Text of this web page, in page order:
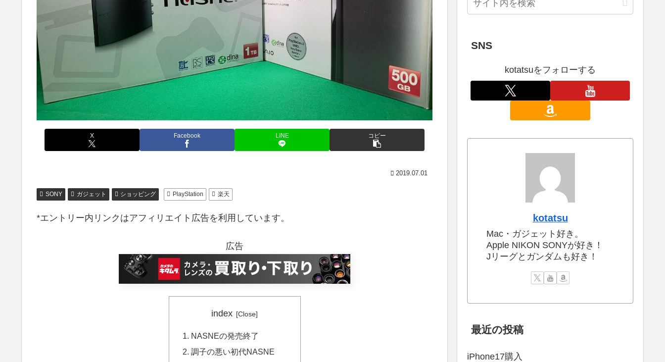
X Facebook LINE コピー
2019.07.01
SONY ガジェット ショッピング PlayStation 楽天
*エントリー内リンクはアフィリエイト広告を利用しています。
広告
index
NASNEの発売終了
調子の悪い初代NASNE
SNS
kotatsuをフォローする
kotatsu
Mac・ガジェット好き。
Apple NIKON SONYが好き！
Jリーグとガンダムも好き！
最近の投稿
iPhone17購入